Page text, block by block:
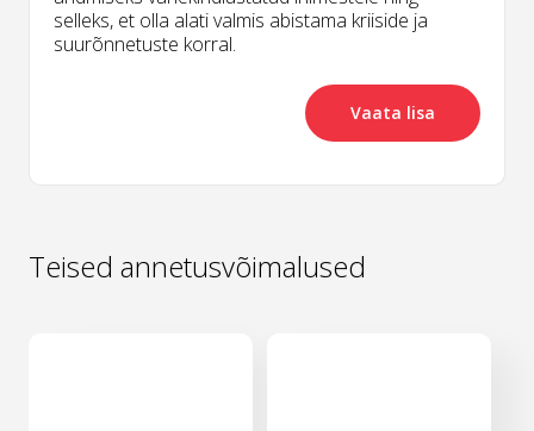
selleks, et olla alati valmis abistama kriiside ja
suurõnnetuste korral.
Vaata lisa
Teised annetusvõimalused